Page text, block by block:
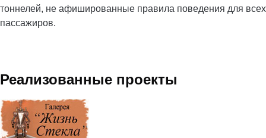
тоннелей, не афишированные правила поведения для всех
пассажиров.
Реализованные проекты